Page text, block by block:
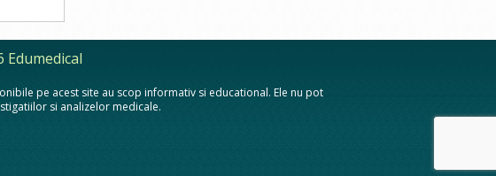
Edumedical
pe acest site au scop informativ si educational. Ele nu pot
si analizelor medicale.